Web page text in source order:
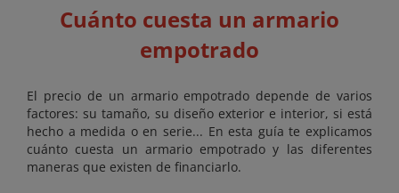
Cuánto cuesta un armario
empotrado
El precio de un armario empotrado depende de varios
factores: su tamaño, su diseño exterior e interior, si está
hecho a medida o en serie... En esta guía te explicamos
cuánto cuesta un armario empotrado y las diferentes
maneras que existen de financiarlo.